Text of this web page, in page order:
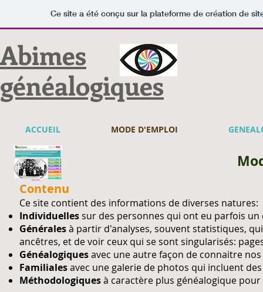
Ce site a été conçu sur la plateforme de création de
Abimes
généalogiques
ACCUEIL MODE D'EMPLOI
Contenu
Ce site contient des informations de diverses natures:
Individuellessur des personnes qui ont eu parfois
Généralesà partir d'analyses, souvent statistiques,
ancêtres, et de voir ceux qui se sont singularisés:
Généalogiquesavec une autre façon de connaitre
Familialesavec une galerie de photos qui incluent
Méthodologiquesà caractère plus généalogique